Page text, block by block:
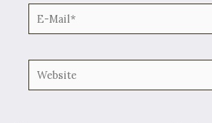
E-
Mail*
Website